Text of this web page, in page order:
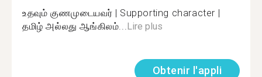
உதவும் குணமுடையவர் | Supporting character |
தமிழ் அல்லது ஆங்கிலம்...Lire plus
Obtenir l'appli